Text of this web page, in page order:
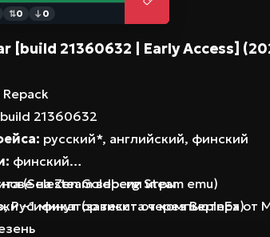
⇅0 ↓ 0
[build 21360632 | Early Access]
Repack
build 21360632
русский*, английский, финский
финский
(SeleZen Goldberg Steam emu)
Русификатор текста через BepInEx от
на steam версии игры
~1 минут (зависит от компьютера)